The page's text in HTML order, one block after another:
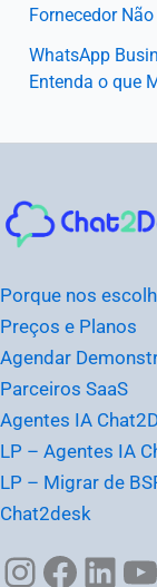
Fornecedor
WhatsApp
Entenda o que
Porque nos
Preços e Planos
Agendar
Parceiros SaaS
Agentes IA
LP – Agentes IA
LP – Migrar de
Chat2desk
Instagram